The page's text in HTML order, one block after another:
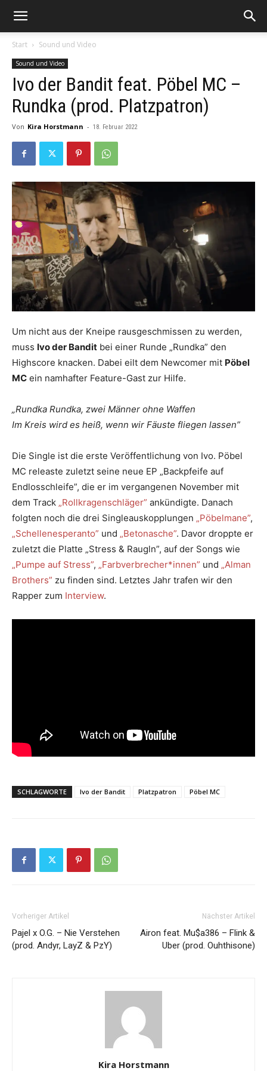
Start Sound und Video
Sound und Video
Ivo der Bandit feat. Pöbel MC –
Rundka (prod. Platzpatron)
Von Kira Horstmann - 18. Februar 2022
Um nicht aus der Kneipe rausgeschmissen zu werden,
muss Ivo der Bandit bei einer Runde „Rundka” den
Highscore knacken. Dabei eilt dem Newcomer mit Pöbel
MC ein namhafter Feature-Gast zur Hilfe.
„Rundka Rundka, zwei Männer ohne Waffen
Im Kreis wird es heiß, wenn wir Fäuste fliegen lassen”
Die Single ist die erste Veröffentlichung von Ivo. Pöbel
MC releaste zuletzt seine neue EP „Backpfeife auf
Endlosschleife”, die er im vergangenen November mit
dem Track „Rollkragenschläger” ankündigte. Danach
folgten noch die drei Singleauskopplungen „Pöbelmane”,
„Schellenesperanto” und „Betonasche”. Davor droppte er
zuletzt die Platte „Stress & Raugln”, auf der Songs wie
„Pumpe auf Stress”, „Farbverbrecher*innen” und „Alman
Brothers” zu finden sind. Letztes Jahr trafen wir den
Rapper zum Interview.
SCHLAGWORTE Ivo der Bandit Platzpatron Pöbel MC
Vorheriger Artikel
Pajel x O.G. – Nie Verstehen
(prod. Andyr, LayZ & PzY)
Nächster Artikel
Airon feat. Mu$a386 – Flink &
Uber (prod. Ouhthisone)
Kira Horstmann